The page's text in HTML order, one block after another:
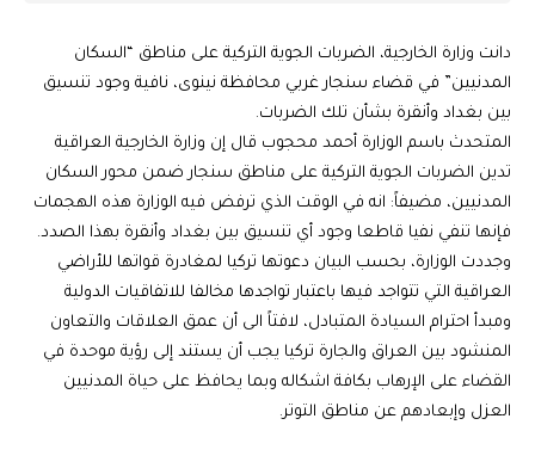
دانت وزارة الخارجية، الضربات الجوية التركية على مناطق “السكان
المدنيين” في قضاء سنجار غربي محافظة نينوى، نافية وجود تنسيق
بين بغداد وأنقرة بشأن تلك الضربات.
المتحدث باسم الوزارة أحمد محجوب قال إن ‏وزارة الخارجية العراقية
تدين الضربات الجوية التركية على مناطق سنجار ضمن محور السكان
المدنيين، مضيفاً: انه في الوقت الذي ترفض فيه الوزارة هذه الهجمات
فإنها تنفي نفيا قاطعا وجود أي تنسيق بين بغداد وأنقرة بهذا الصدد.
وجددت الوزارة، بحسب البيان دعوتها تركيا لمغادرة قواتها للأراضي
العراقية التي تتواجد فيها باعتبار تواجدها مخالفا للاتفاقيات الدولية
ومبدأ احترام السيادة المتبادل، لافتاً الى أن عمق العلاقات والتعاون
المنشود بين العراق والجارة تركيا يجب أن يستند إلى رؤية موحدة في
القضاء على الإرهاب بكافة اشكاله وبما يحافظ على حياة المدنيين
العزل وإبعادهم عن مناطق التوتر.